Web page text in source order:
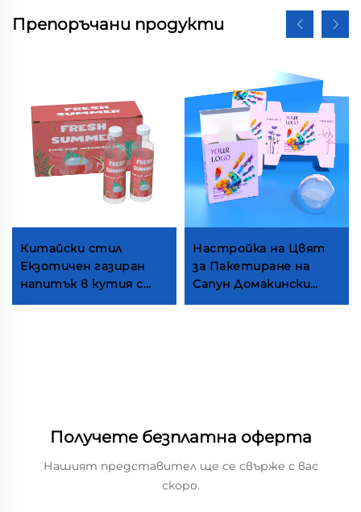
Препоръчани продукти
Китайски стил
Екзотичен газиран
напитък в кутия с
Настройка на Цвят
за Пакетиране на
Сапун Домакински
Получете безплатна оферта
Нашият представител ще се свърже с вас
скоро.